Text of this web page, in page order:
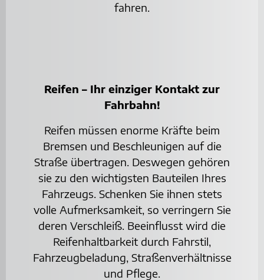
fahren.
Reifen – Ihr einziger Kontakt zur
Fahrbahn!
Reifen müssen enorme Kräfte beim
Bremsen und Beschleunigen auf die
Straße übertragen. Deswegen gehören
sie zu den wichtigsten Bauteilen Ihres
Fahrzeugs. Schenken Sie ihnen stets
volle Aufmerksamkeit, so verringern Sie
deren Verschleiß. Beeinflusst wird die
Reifenhaltbarkeit durch Fahrstil,
Fahrzeugbeladung, Straßenverhältnisse
und Pflege.